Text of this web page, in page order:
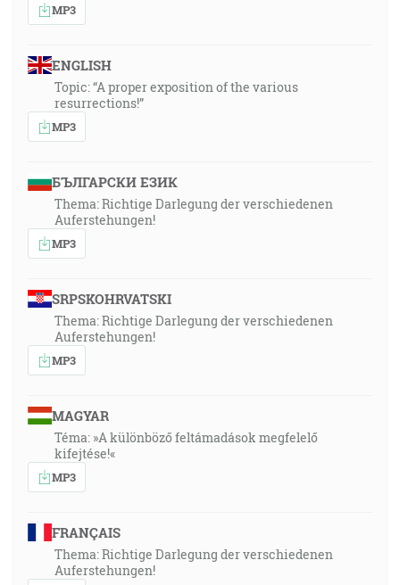
MP3
ENGLISH
Topic: “A proper exposition of the various
resurrections!”
MP3
БЪЛГАРСКИ ЕЗИК
Thema: Richtige Darlegung der verschiedenen
Auferstehungen!
MP3
SRPSKOHRVATSKI
Thema: Richtige Darlegung der verschiedenen
Auferstehungen!
MP3
MAGYAR
Téma: »A különböző feltámadások megfelelő
kifejtése!«
MP3
FRANÇAIS
Thema: Richtige Darlegung der verschiedenen
Auferstehungen!